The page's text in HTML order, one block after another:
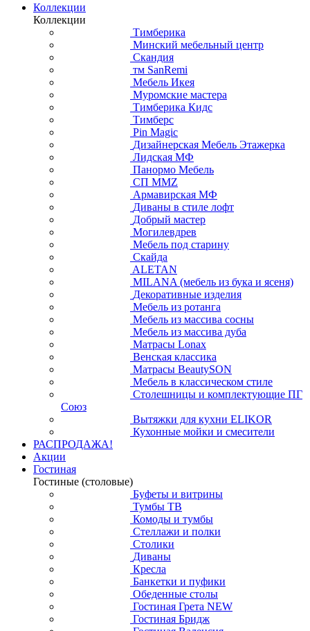
Коллекции
Коллекции
Тимберика
Минский мебельный центр
Скандия
тм SanRemi
Мебель Икея
Муромские мастера
Тимберика Кидс
Тимберс
Pin Magic
Дизайнерская Мебель Этажерка
Лидская МФ
Панормо Мебель
СП ММZ
Армавирская МФ
Диваны в стиле лофт
Добрый мастер
Могилевдрев
Мебель под старину
Скайда
ALETAN
MILANA (мебель из бука и ясеня)
Декоративные изделия
Мебель из ротанга
Мебель из массива сосны
Мебель из массива дуба
Матрасы Lonax
Венская классика
Матрасы BeautySON
Мебель в классическом стиле
Столешницы и комплектующие ПГ
Союз
Вытяжки для кухни ELIKOR
Кухонные мойки и смесители
РАСПРОДАЖА!
Акции
Гостиная
Гостиные (столовые)
Буфеты и витрины
Тумбы ТВ
Комоды и тумбы
Стеллажи и полки
Столики
Диваны
Кресла
Банкетки и пуфики
Обеденные столы
Гостиная Грета NEW
Гостиная Бридж